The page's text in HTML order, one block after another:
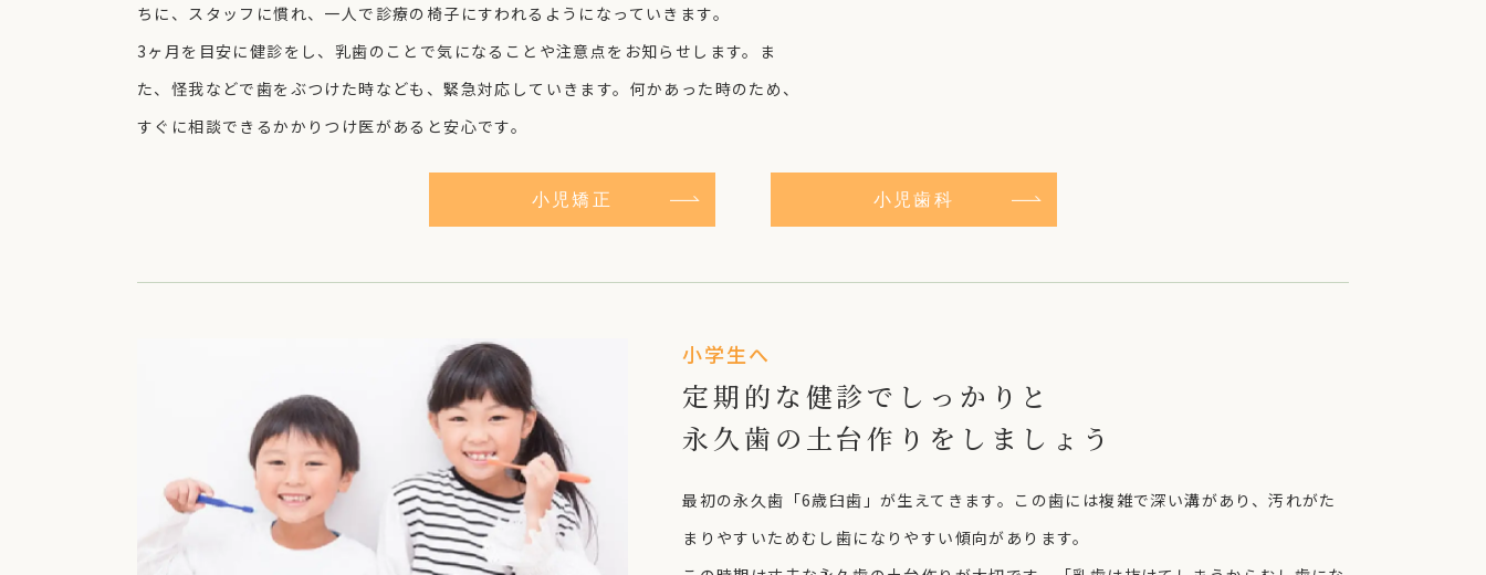
ちに、スタッフに慣れ、一人で診療の椅子にすわれるようになっていきます。
3ヶ月を目安に健診をし、乳歯のことで気になることや注意点をお知らせします。ま
た、怪我などで歯をぶつけた時なども、緊急対応していきます。何かあった時のため、
すぐに相談できるかかりつけ医があると安心です。
小児矯正 小児歯科
小学生へ
定期的な健診でしっかりと
永久歯の土台作りをしましょう
最初の永久歯「6歳臼歯」が生えてきます。この歯には複雑で深い溝があり、汚れがた
まりやすいためむし歯になりやすい傾向があります。